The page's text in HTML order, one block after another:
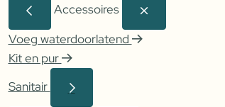
Accessoires
Voeg waterdoorlatend
Kit en pur
Sanitair